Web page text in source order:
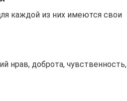
каждой из них имеются свои
нрав, доброта, чувственность,